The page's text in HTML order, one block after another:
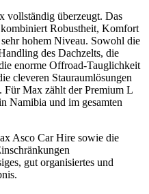
vollständig überzeugt. Das
Robustheit, Komfort
hohem Niveau. Sowohl die
des Dachzelts, die
enorme Offroad-Tauglichkeit
cleveren Stauraumlösungen
Für Max zählt der Premium L
Namibia und im gesamten
Asco Car Hire sowie die
gut organisiertes und